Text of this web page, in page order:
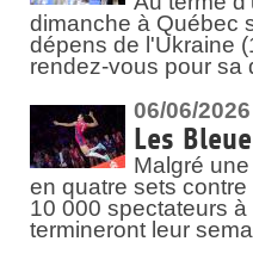
dimanche à Québec
dépens de l'Ukraine
rendez-vous pour sa
06/06/2026
Les
Malgré
en quatre sets
10 000 spectateurs
termineront leur